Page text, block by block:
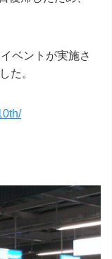
ベントが実施さ
た。